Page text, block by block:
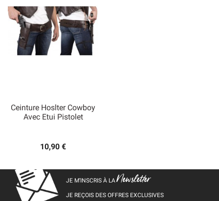
Ceinture Hoslter Cowboy
Avec Etui Pistolet
10,90 €
JE M’INSCRIS À LANewsletter
JE REÇOIS DES OFFRES EXCLUSIVES